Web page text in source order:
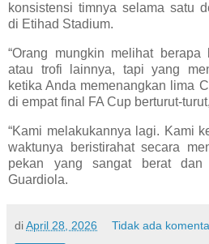
konsistensi timnya selama satu
di Etihad Stadium.
“Orang mungkin melihat berapa
atau trofi lainnya, tapi yang
ketika Anda memenangkan lima
di empat final FA Cup berturut-
“Kami melakukannya lagi. Kami
waktunya beristirahat secara
pekan yang sangat berat dan
Guardiola.
diApril 28, 2026 Tidak ada